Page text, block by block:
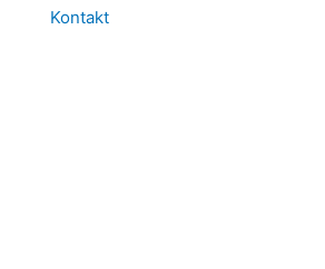
Kontakt